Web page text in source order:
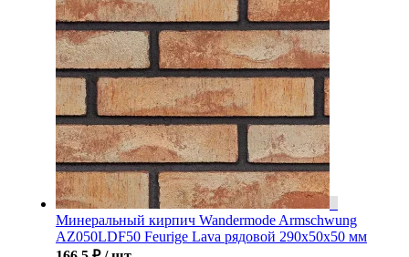
Минеральный кирпич Wandermode Armschwung
AZ050LDF50 Feurige Lava рядовой 290x50x50 мм